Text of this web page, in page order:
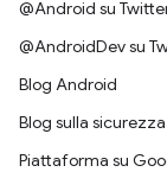
@Android su
@AndroidDev su
Blog Android
Blog sulla
Piattaforma su